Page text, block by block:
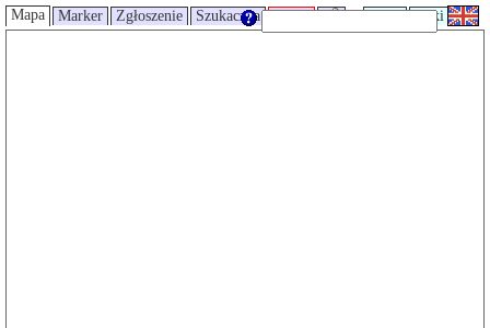
Mapa Marker Zgłoszenie Szukaczka Trasy UMP Wiki